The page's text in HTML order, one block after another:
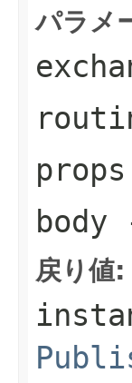
パラメ
props
body
戻り値: